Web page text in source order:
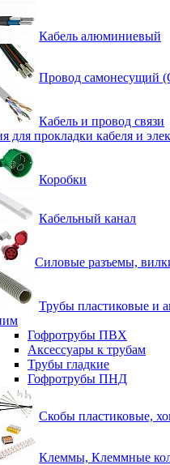
Кабель алюминиевый
Провод самонесущий
Кабель и провод связи
для прокладки кабеля и
Коробки
Кабельный канал
Силовые разъемы,
Трубы пластиковые и
Гофротрубы ПВХ
Аксессуары к трубам
Трубы гладкие
Гофротрубы ПНД
Скобы пластиковые,
Клеммы, Клеммные